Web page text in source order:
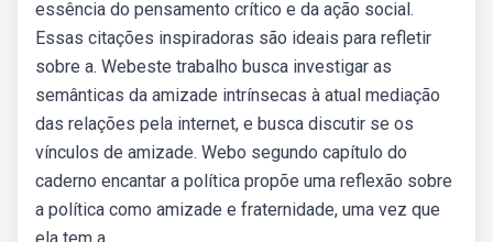
essência do pensamento crítico e da ação social.
Essas citações inspiradoras são ideais para refletir
sobre a. Webeste trabalho busca investigar as
semânticas da amizade intrínsecas à atual mediação
das relações pela internet, e busca discutir se os
vínculos de amizade. Webo segundo capítulo do
caderno encantar a política propõe uma reflexão sobre
a política como amizade e fraternidade, uma vez que